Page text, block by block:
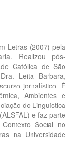
Letras (2007) pela
Realizou pós-
Católica de São
Leita Barbara,
jornalístico. É
Ambientes e
de Linguística
e faz parte
Social no
na Universidade